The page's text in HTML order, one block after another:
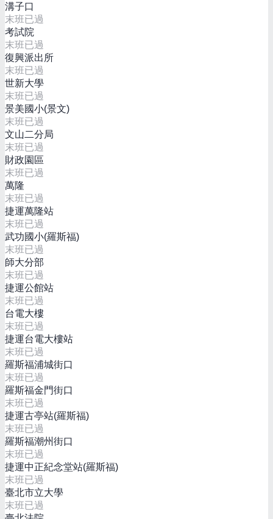
溝子口
末班已過
考試院
末班已過
復興派出所
末班已過
世新大學
末班已過
景美國小(景文)
末班已過
文山二分局
末班已過
財政園區
末班已過
萬隆
末班已過
捷運萬隆站
末班已過
武功國小(羅斯福)
末班已過
師大分部
末班已過
捷運公館站
末班已過
台電大樓
末班已過
捷運台電大樓站
末班已過
羅斯福浦城街口
末班已過
羅斯福金門街口
末班已過
捷運古亭站(羅斯福)
末班已過
羅斯福潮州街口
末班已過
捷運中正紀念堂站(羅斯福)
末班已過
臺北市立大學
末班已過